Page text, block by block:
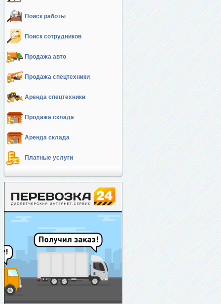
Поиск работы
Поиск сотрудников
Продажа авто
Продажа спецтехники
Аренда спецтехники
Продажа склада
Аренда склада
Платные услуги